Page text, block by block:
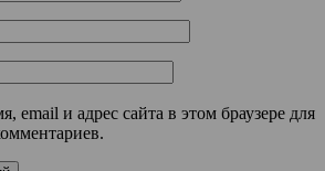
email и адрес сайта в этом браузере для